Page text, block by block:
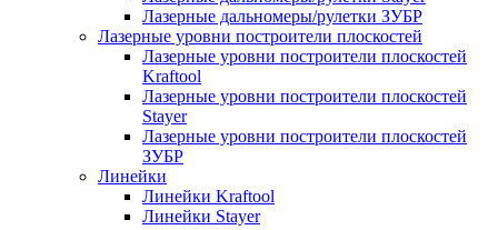
Лазерные дальномеры/рулетки ЗУБР
Лазерные уровни построители плоскостей
Лазерные уровни построители плоскостей
Kraftool
Лазерные уровни построители плоскостей
Stayer
Лазерные уровни построители плоскостей
ЗУБР
Линейки
Линейки Kraftool
Линейки Stayer